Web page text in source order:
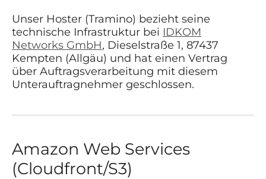
Unser Hoster (Tramino) bezieht seine
technische Infrastruktur bei IDKOM
Networks GmbH, Dieselstraße 1, 87437
Kempten (Allgäu) und hat einen Vertrag
über Auftragsverarbeitung mit diesem
Unterauftragnehmer geschlossen.
Amazon Web Services
(Cloudfront/S3)